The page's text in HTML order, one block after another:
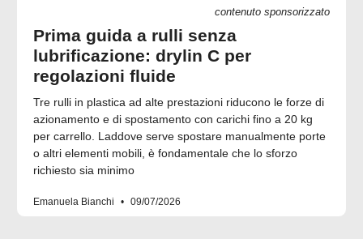
contenuto sponsorizzato
Prima guida a rulli senza
lubrificazione: drylin C per
regolazioni fluide
Tre rulli in plastica ad alte prestazioni riducono le forze di
azionamento e di spostamento con carichi fino a 20 kg
per carrello. Laddove serve spostare manualmente porte
o altri elementi mobili, è fondamentale che lo sforzo
richiesto sia minimo
Emanuela Bianchi 09/07/2026